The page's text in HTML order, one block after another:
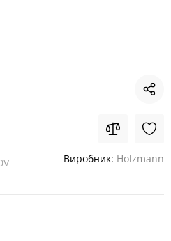
Виробник: Holzmann